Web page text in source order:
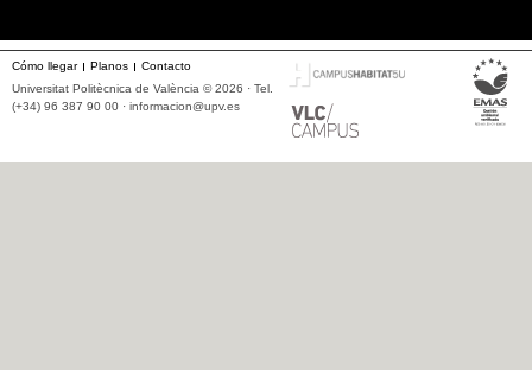
Cómo llegar Planos
Contacto
Universitat Politècnica de València © 2026 · Tel.
(+34) 96 387 90 00 · informacion@upv.es